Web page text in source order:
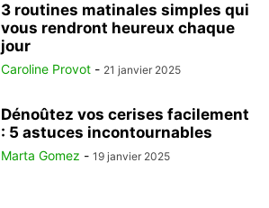
3 routines matinales simples qui
vous rendront heureux chaque
jour
Caroline Provot - 21 janvier 2025
Dénoûtez vos cerises facilement
: 5 astuces incontournables
Marta Gomez - 19 janvier 2025